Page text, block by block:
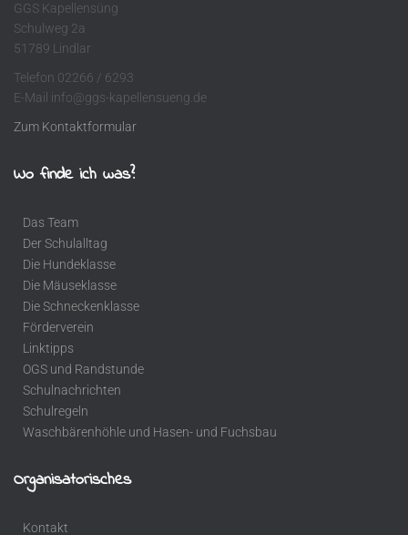
GGS Kapellensüng
Schulweg 2a
51789 Lindlar
Telefon 02266 / 6293
E-Mail info@ggs-kapellensueng.de
Zum Kontaktformular
Wo finde ich was?
Das Team
Der Schulalltag
Die Hundeklasse
Die Mäuseklasse
Die Schneckenklasse
Förderverein
Linktipps
OGS und Randstunde
Schulnachrichten
Schulregeln
Waschbärenhöhle und Hasen- und Fuchsbau
Organisatorisches
Kontakt